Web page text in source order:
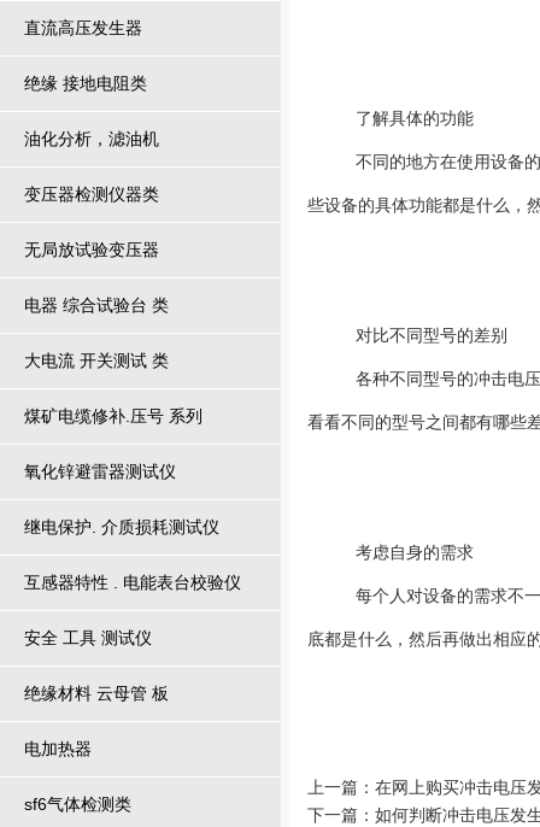
直流高压发生器
绝缘 接地电阻类
油化分析，滤油机
变压器检测仪器类
无局放试验变压器
电器 综合试验台 类
大电流 开关测试 类
煤矿电缆修补.压号 系列
氧化锌避雷器测试仪
继电保护. 介质损耗测试仪
互感器特性 . 电能表台校验仪
安全 工具 测试仪
绝缘材料 云母管 板
电加热器
sf6气体检测类
了解具体的功能
不同的地方在使用设备的时
些设备的具体功能都是什么，
对比不同型号的差别
各种不同型号的冲击电压发
看看不同的型号之间都有哪些
考虑自身的需求
每个人对设备的需求不一样
底都是什么，然后再做出相应
上一篇： 在网上购买冲击电压
下一篇： 如何判断冲击电压发